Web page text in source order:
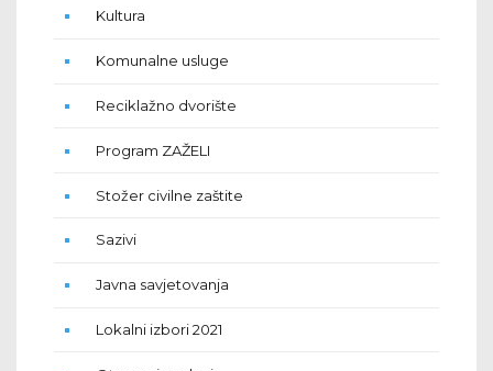
Kultura
Komunalne usluge
Reciklažno dvorište
Program ZAŽELI
Stožer civilne zaštite
Sazivi
Javna savjetovanja
Lokalni izbori 2021